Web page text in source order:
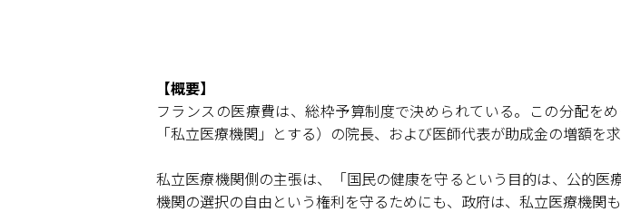
【概要】
フランスの医療費は、総枠予算制度で決められている。この分配を
「私立医療機関」とする）の院長、および医師代表が助成金の増額を求
私立医療機関側の主張は、「国民の健康を守るという目的は、公的
機関の選択の自由という権利を守るためにも、政府は、私立医療機関